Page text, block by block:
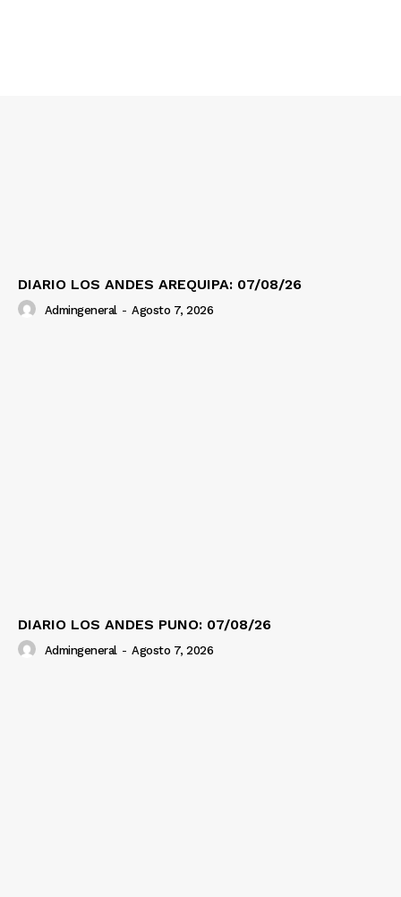
DIARIO LOS ANDES AREQUIPA: 07/08/26
Admingeneral - Agosto 7, 2026
DIARIO LOS ANDES PUNO: 07/08/26
Admingeneral - Agosto 7, 2026